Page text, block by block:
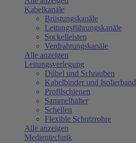
Kabelkanäle
Brüstungskanäle
Leitungsführungskanäle
Sockelleisten
Verdrahtungskanäle
Alle anzeigen
Leitungsverlegung
Dübel und Schrauben
Kabelbinder und Isolierband
Profilschienen
Sammelhalter
Schellen
Flexible Schutzrohre
Alle anzeigen
Medientechnik